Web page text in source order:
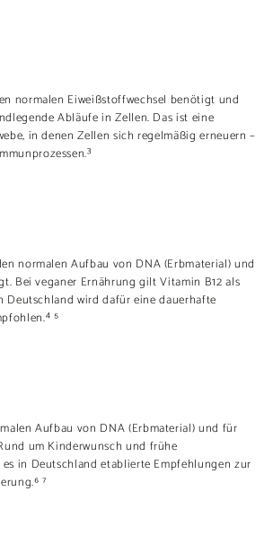
normalen Eiweißstoffwechsel benötigt und
Abläufe in Zellen. Das ist eine
in denen Zellen sich regelmäßig erneuern –
normalen Aufbau von DNA (Erbmaterial) und
Bei veganer Ernährung gilt Vitamin B12 als
Deutschland wird dafür eine dauerhafte
⁵
Aufbau von DNA (Erbmaterial) und für
um Kinderwunsch und frühe
in Deutschland etablierte Empfehlungen zur
⁷